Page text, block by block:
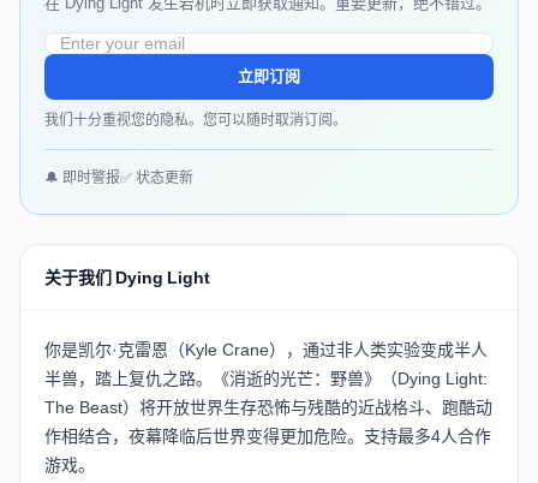
立即订阅
我们十分重视您的隐私。您可以随时取消订阅。
🔔 即时警报✅ 状态更新
关于我们 Dying Light
你是凯尔·克雷恩（Kyle Crane），通过非人类实验变成半人
半兽，踏上复仇之路。《消逝的光芒：野兽》（Dying Light:
The Beast）将开放世界生存恐怖与残酷的近战格斗、跑酷动
作相结合，夜幕降临后世界变得更加危险。支持最多4人合作
游戏。